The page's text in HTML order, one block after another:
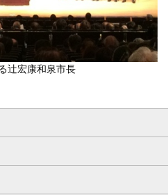
辻宏康和泉市長